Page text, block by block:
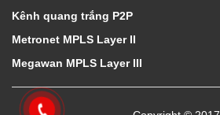
Kênh quang trắng P2P
Metronet MPLS Layer II
Megawan MPLS Layer III